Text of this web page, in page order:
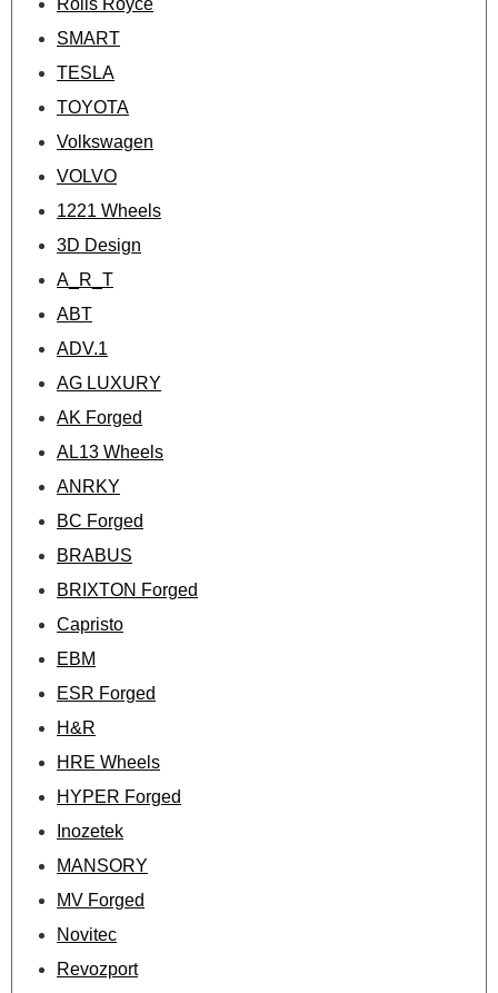
Rolls Royce
SMART
TESLA
TOYOTA
Volkswagen
VOLVO
1221 Wheels
3D Design
A_R_T
ABT
ADV.1
AG LUXURY
AK Forged
AL13 Wheels
ANRKY
BC Forged
BRABUS
BRIXTON Forged
Capristo
EBM
ESR Forged
H&R
HRE Wheels
HYPER Forged
Inozetek
MANSORY
MV Forged
Novitec
Revozport